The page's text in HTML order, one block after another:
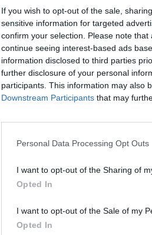
If you wish to opt-out of the sale,
sensitive information for targeted
confirm your selection. Please note
continue seeing interest-based ads
information disclosed to third parties
further disclosure of your personal
participants. This information may also
Downstream Participants that may
Personal Data Processing Opt Outs
I want to opt-out of the Sharing of
Opted In
I want to opt-out of the Sale of my
Opted In
pour cette traduction